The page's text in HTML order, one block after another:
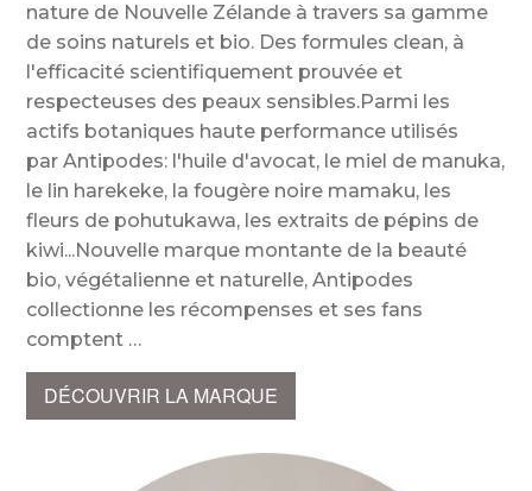
nature de Nouvelle Zélande à travers sa gamme
de soins naturels et bio. Des formules clean, à
l'efficacité scientifiquement prouvée et
respecteuses des peaux sensibles.Parmi les
actifs botaniques haute performance utilisés
par Antipodes: l'huile d'avocat, le miel de manuka,
le lin harekeke, la fougère noire mamaku, les
fleurs de pohutukawa, les extraits de pépins de
kiwi...Nouvelle marque montante de la beauté
bio, végétalienne et naturelle, Antipodes
collectionne les récompenses et ses fans
comptent
DÉCOUVRIR LA MARQUE